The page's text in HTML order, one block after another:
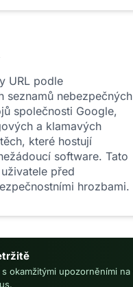
URL podle
seznamů nebezpečných
společnosti Google,
a klamavých
které hostují
software. Tato
před
hrozbami.
okamžitými upozorněními na